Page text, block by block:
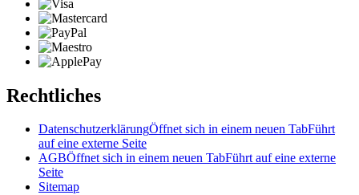
Rechtliches
DatenschutzerklärungÖffnet sich in einem neuen TabFührt
auf eine externe Seite
AGBÖffnet sich in einem neuen TabFührt auf eine externe
Seite
Sitemap